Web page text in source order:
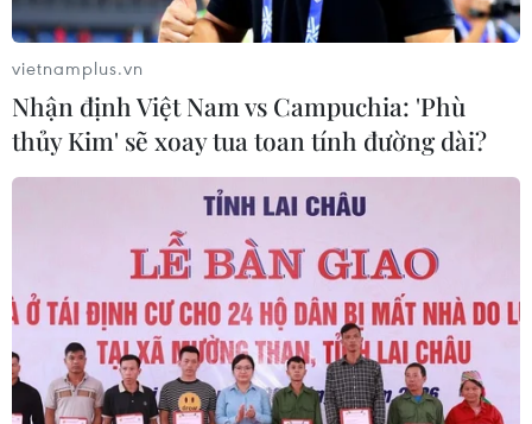
vietnamplus.vn
Nhận định Việt Nam vs Campuchia: 'Phù
thủy Kim' sẽ xoay tua toan tính đường dài?